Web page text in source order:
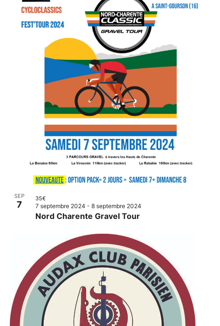
SEP
7
Nord Charente Gravel Tour
7 septembre 2024 - 8 septembre 2024
35€